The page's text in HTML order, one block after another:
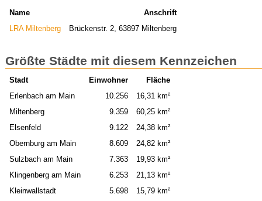
Name
Anschrift
LRA Miltenberg
Brückenstr. 2, 63897 Miltenberg
Größte Städte mit diesem Kennzeichen
Stadt Einwohner
Fläche
Erlenbach am Main
10.256
16,31 km²
Miltenberg
9.359
60,25 km²
Elsenfeld
9.122
24,38 km²
Obernburg am Main
8.609
24,82 km²
Sulzbach am Main
7.363
19,93 km²
Klingenberg am Main
6.253
21,13 km²
Kleinwallstadt
5.698
15,79 km²